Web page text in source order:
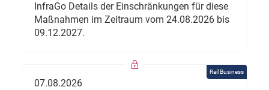
InfraGo Details der Einschränkungen für diese
Maßnahmen im Zeitraum vom 24.08.2026 bis
09.12.2027.
Rail Business
07.08.2026